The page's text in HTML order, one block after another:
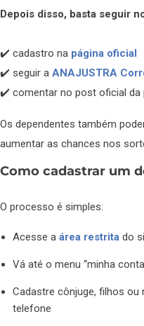
Depois disso, basta seguir
✔️ cadastro na página oficial
✔️ seguir a ANAJUSTRA
✔️ comentar no post oficial da
Os dependentes também
aumentar as chances nos
Como cadastrar um
O processo é simples:
Acesse a área restrita do
Vá até o menu “minha
Cadastre cônjuge, filhos
telefone